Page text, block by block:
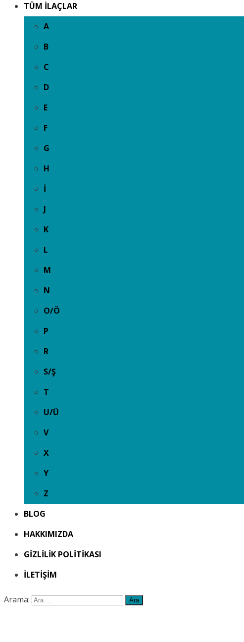
TÜM İLAÇLAR
A
B
C
D
E
F
G
H
İ
J
K
L
M
N
O/Ö
P
R
S/Ş
T
U/Ü
V
X
Y
Z
BLOG
HAKKIMIZDA
GIZLILIK POLITIKASI
İLETIŞIM
Arama: